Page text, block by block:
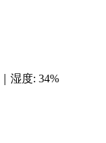
湿度: 34%